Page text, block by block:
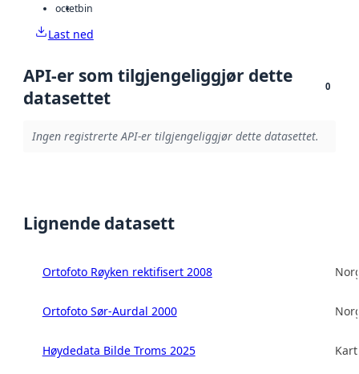
octetbin
Last ned
API-er som tilgjengeliggjør dette
datasettet
0
Ingen registrerte API-er tilgjengeliggjør dette datasettet.
Lignende datasett
Ortofoto Røyken rektifisert 2008
Ortofoto Sør-Aurdal 2000
Høydedata Bilde Troms 2025